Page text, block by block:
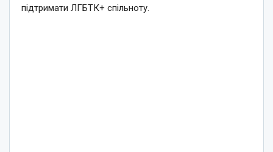
підтримати ЛГБТК+ спільноту.